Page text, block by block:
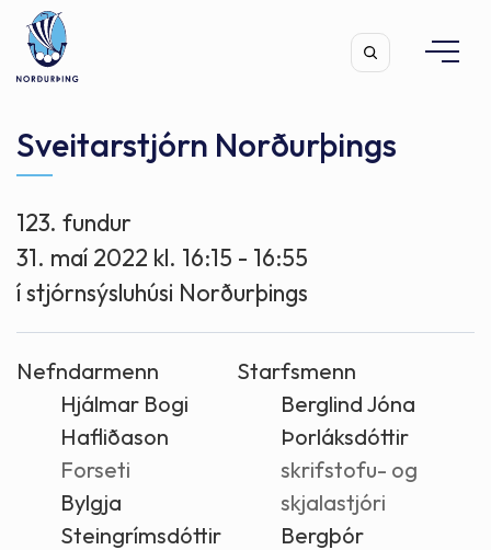
Leita
Sveitarstjórn Norðurþings
123. fundur
31. maí 2022 kl. 16:15 - 16:55
í stjórnsýsluhúsi Norðurþings
Nefndarmenn
Hjálmar Bogi
Hafliðason
Forseti
Bylgja
Steingrímsdóttir
Starfsmenn
Berglind Jóna
Þorláksdóttir
skrifstofu- og
skjalastjóri
Bergþór